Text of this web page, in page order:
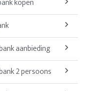
kopen
aanbieding
2 persoons